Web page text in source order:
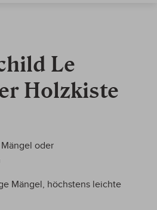
Le
Holzkiste
oder
Mängel, höchstens leichte